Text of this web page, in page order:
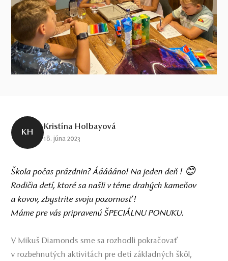
KH
Kristína Holbayová
18. júna 2023
Škola počas prázdnin? Áááááno! Na jeden deň ! 😊
Rodičia detí, ktoré sa našli v téme drahých kameňov
a kovov, zbystrite svoju pozornosť !
Máme pre vás pripravenú ŠPECIÁLNU PONUKU.
V Mikuš Diamonds sme sa rozhodli pokračovať
v rozbehnutých aktivitách pre deti základných škôl,